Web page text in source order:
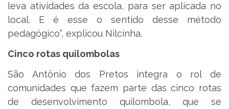
leva atividades da escola, para ser aplicada no
local. E é esse o sentido desse método
pedagógico”, explicou Nilcinha.
Cinco rotas quilombolas
São Antônio dos Pretos integra o rol de
comunidades que fazem parte das cinco rotas
de desenvolvimento quilombola, que se